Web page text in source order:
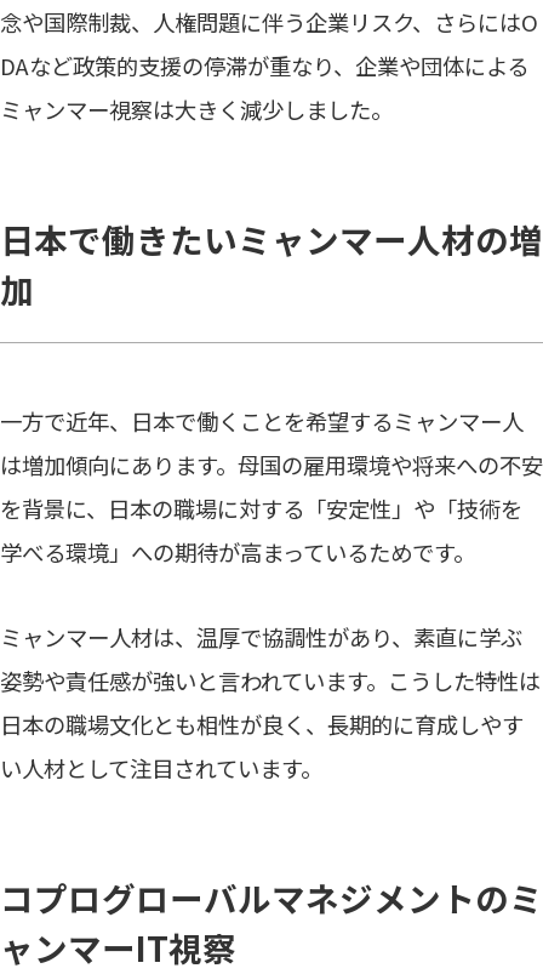
念や国際制裁、人権問題に伴う企業リスク、さらにはO
DAなど政策的支援の停滞が重なり、企業や団体による
ミャンマー視察は大きく減少しました。
日本で働きたいミャンマー人材の増
加
一方で近年、日本で働くことを希望するミャンマー人
は増加傾向にあります。母国の雇用環境や将来への不安
を背景に、日本の職場に対する「安定性」や「技術を
学べる環境」への期待が高まっているためです。
ミャンマー人材は、温厚で協調性があり、素直に学ぶ
姿勢や責任感が強いと言われています。こうした特性は
日本の職場文化とも相性が良く、長期的に育成しやす
い人材として注目されています。
コプログローバルマネジメントのミ
ャンマーIT視察